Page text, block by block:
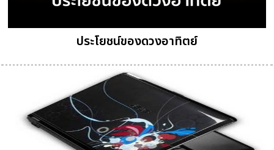
ประโยชน์ของดวงอาทิตย์